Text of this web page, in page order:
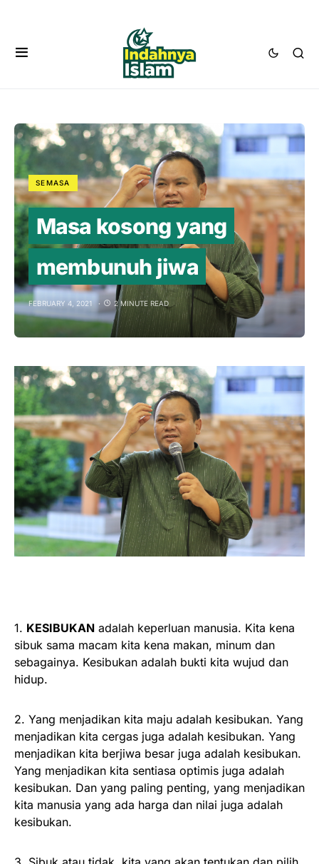
SEMASA
Masa kosong yang
membunuh jiwa
FEBRUARY 4, 2021 2 MINUTE READ
1. KESIBUKAN adalah keperluan manusia. Kita kena
sibuk sama macam kita kena makan, minum dan
sebagainya. Kesibukan adalah bukti kita wujud dan
hidup.
2. Yang menjadikan kita maju adalah kesibukan. Yang
menjadikan kita cergas juga adalah kesibukan. Yang
menjadikan kita berjiwa besar juga adalah kesibukan.
Yang menjadikan kita sentiasa optimis juga adalah
kesibukan. Dan yang paling penting, yang menjadikan
kita manusia yang ada harga dan nilai juga adalah
kesibukan.